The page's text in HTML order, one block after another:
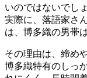
いのではないでし
実際に、落語家さ
は、博多織の男帯
その理由は、締め
博多織特有のしっ